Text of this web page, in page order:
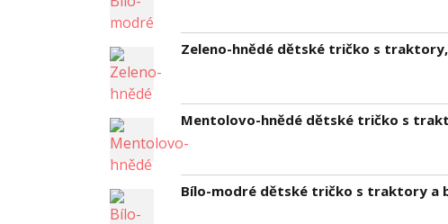
Zeleno-hnědé dětské tričko s
Mentolovo-hnědé dětské tričko s
Bílo-modré dětské tričko s traktory a